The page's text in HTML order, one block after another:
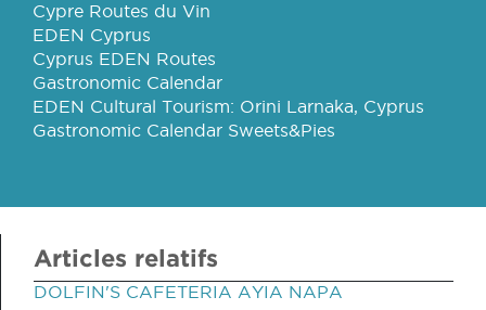
Cypre Routes du Vin
EDEN Cyprus
Cyprus EDEN Routes
Gastronomic Calendar
EDEN Cultural Tourism: Orini Larnaka, Cyprus
Gastronomic Calendar Sweets&Pies
Articles relatifs
DOLFIN'S CAFETERIA AYIA NAPA